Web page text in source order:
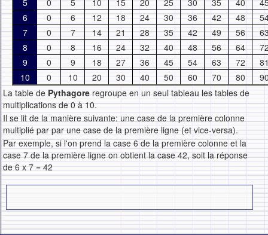
5
0 5 10 15 20 25 30 35 40
6
0 6 12 18 24 30 36 42 48
7
0 7 14 21 28 35 42 49 56
8
0 8 16 24 32 40 48 56 64
9
0 9 18 27 36 45 54 63 72
10
0 10 20 30 40 50 60 70 80
La table de Pythagore regroupe en un seul tableau les tables de
multiplications de 0 à 10.
Il se lit de la manière suivante: une case de la première colonne
multiplié par par une case de la première ligne (et vice-versa).
Par exemple, si l'on prend la case6de la première colonne et la
case7de la première ligne on obtient la case42, soit la réponse
de 6 x 7 = 42